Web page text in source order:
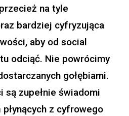
na tyle
bardziej cyfryzująca
aby od social
odciąć. Nie powrócimy
gołębiami.
są zupełnie świadomi
z cyfrowego